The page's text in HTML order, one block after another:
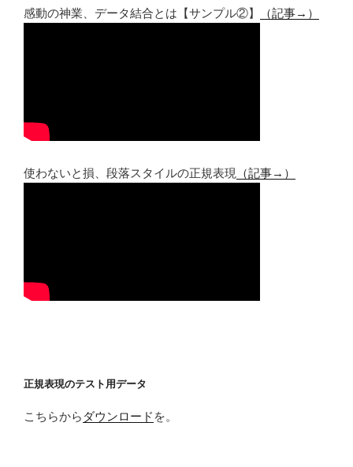
感動の神業、データ結合とは【サンプル②】 （記事→）
使わないと損、段落スタイルの正規表現 （記事→）
正規表現のテスト用データ
こちらから ダウンロード を。